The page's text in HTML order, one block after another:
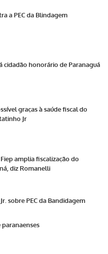
a PEC da Blindagem
cidadão honorário de Paranaguá
graças à saúde fiscal do
Jr
amplia fiscalização do
diz Romanelli
sobre PEC da Bandidagem
paranaenses